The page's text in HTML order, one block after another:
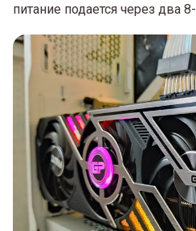
питание подается через два